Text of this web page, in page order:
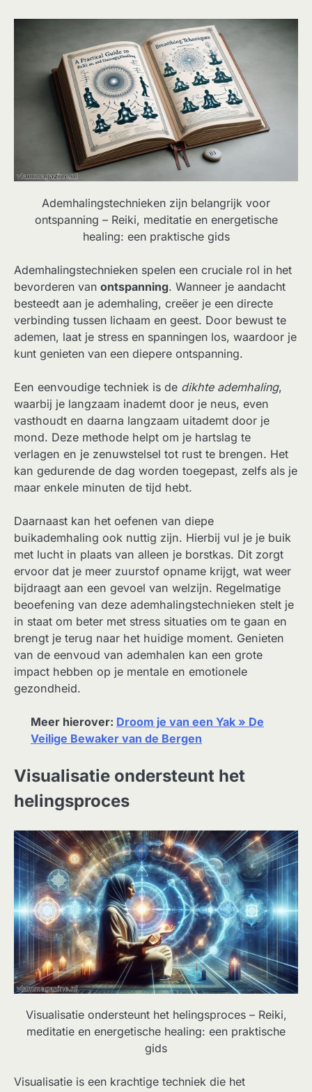
Ademhalingstechnieken zijn belangrijk voor
ontspanning – Reiki, meditatie en energetische
healing: een praktische gids
Ademhalingstechnieken spelen een cruciale rol in het
bevorderen van ontspanning. Wanneer je aandacht
besteedt aan je ademhaling, creëer je een directe
verbinding tussen lichaam en geest. Door bewust te
ademen, laat je stress en spanningen los, waardoor je
kunt genieten van een diepere ontspanning.
Een eenvoudige techniek is de dikhte ademhaling,
waarbij je langzaam inademt door je neus, even
vasthoudt en daarna langzaam uitademt door je
mond. Deze methode helpt om je hartslag te
verlagen en je zenuwstelsel tot rust te brengen. Het
kan gedurende de dag worden toegepast, zelfs als je
maar enkele minuten de tijd hebt.
Daarnaast kan het oefenen van diepe
buikademhaling ook nuttig zijn. Hierbij vul je je buik
met lucht in plaats van alleen je borstkas. Dit zorgt
ervoor dat je meer zuurstof opname krijgt, wat weer
bijdraagt aan een gevoel van welzijn. Regelmatige
beoefening van deze ademhalingstechnieken stelt je
in staat om beter met stress situaties om te gaan en
brengt je terug naar het huidige moment. Genieten
van de eenvoud van ademhalen kan een grote
impact hebben op je mentale en emotionele
gezondheid.
Meer hierover: Droom je van een Yak » De
Veilige Bewaker van de Bergen
Visualisatie ondersteunt het
helingsproces
Visualisatie ondersteunt het helingsproces – Reiki,
meditatie en energetische healing: een praktische
gids
Visualisatie is een krachtige techniek die het